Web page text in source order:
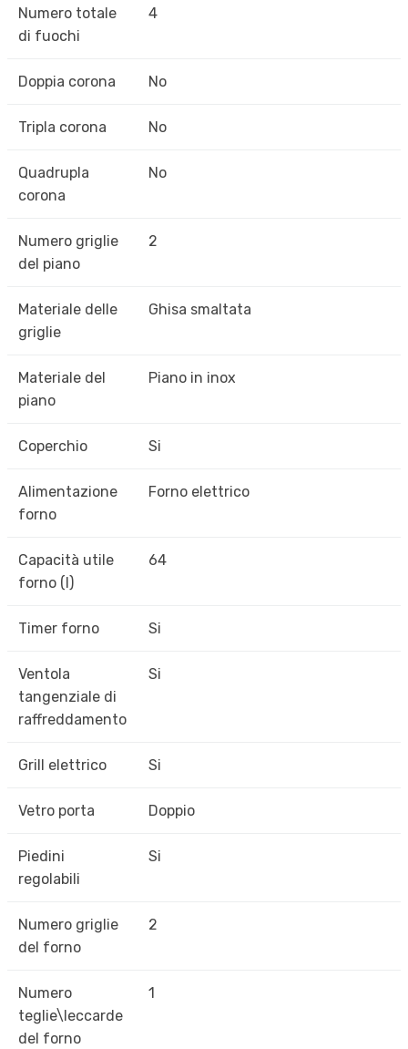
Numero totale
di fuochi
4
Doppia corona No
Tripla corona No
Quadrupla
corona
No
Numero griglie
del piano
2
Materiale delle
griglie
Ghisa smaltata
Materiale del
piano
Piano in inox
Coperchio Si
Alimentazione
forno
Forno elettrico
Capacità utile
forno (l)
64
Timer forno Si
Ventola
tangenziale di
raffreddamento
Si
Grill elettrico Si
Vetro porta Doppio
Piedini
regolabili
Si
Numero griglie
del forno
2
Numero
teglie\leccarde
del forno
1